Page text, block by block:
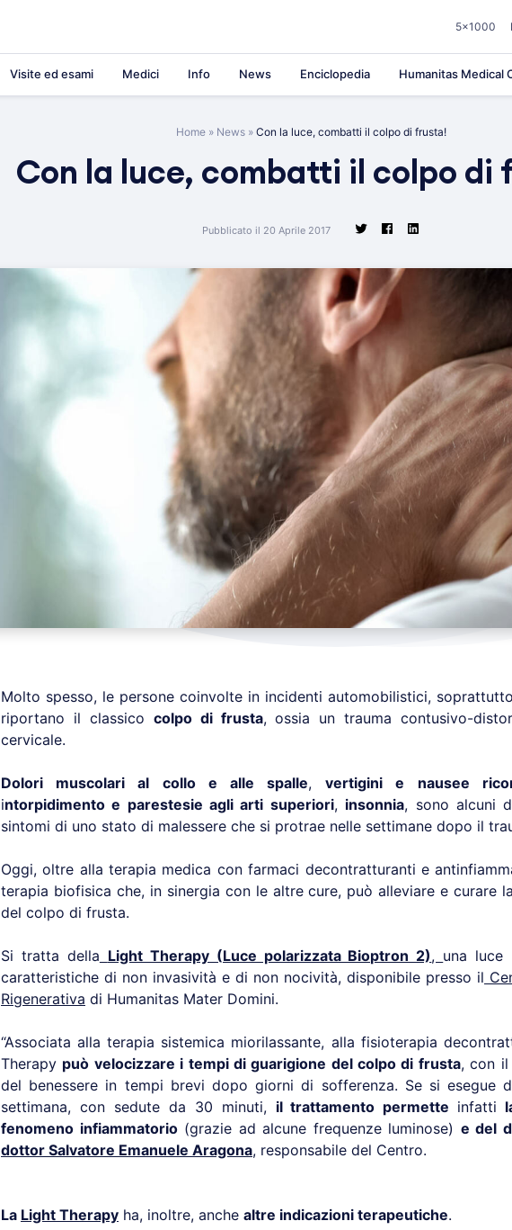
5×1000
Visite ed esami Medici Info News Enciclopedia Humanitas Medical
Home» News» Con la luce, combatti il colpo di frusta!
Con la luce, combatti il colpo di
Pubblicato il 20 Aprile 2017
Molto spesso, le persone coinvolte in incidenti automobilistici,
riportano il classico colpo di frusta, ossia un trauma contusivo-
cervicale.
Dolori muscolari al collo e alle spalle,vertigini e nausee
intorpidimento e parestesie agli arti superiori, insonnia, sono alcuni
sintomi di uno stato di malessere che si protrae nelle settimane dopo il
Oggi, oltre alla terapia medica con farmaci decontratturanti e
terapia biofisica che, in sinergia con le altre cure, può alleviare e curare
del colpo di frusta.
Si tratta della Light Therapy (Luce polarizzata Bioptron 2), una luce
caratteristiche di non invasività e di non nocività, disponibile presso il
Rigenerativa di Humanitas Mater Domini.
“Associata alla terapia sistemica miorilassante, alla fisioterapia
Therapy può velocizzare i tempi di guarigione del colpo di frusta, con il
del benessere in tempi brevi dopo giorni di sofferenza. Se si esegue
settimana, con sedute da 30 minuti, il trattamento permette infatti
fenomeno infiammatorio(grazie ad alcune frequenze luminose) e del
dottor Salvatore Emanuele Aragona, responsabile del Centro.
La Light Therapy ha, inoltre, anche altre indicazioni terapeutiche.